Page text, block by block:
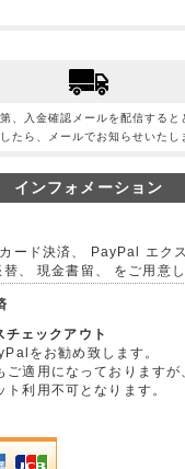
、入金確認メールを配信すると
たら、メールでお知らせいたし
インフォメーション
ード決済、 PayPal エク
、 現金書留、 をご用意し
ェックアウト
をお勧め致します。
ご適用になっておりますが
利用不可となります。